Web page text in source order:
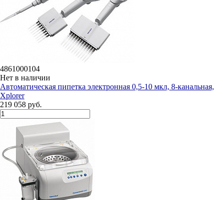
4861000104
Нет в наличии
Автоматическая пипетка электронная 0,5-10 мкл, 8-канальная,
Xplorer
219 058 руб.